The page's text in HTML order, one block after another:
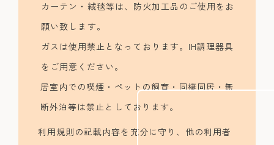
カーテン・絨毯等は、防火加工品のご使用をお
願い致します。
ガスは使用禁止となっております。IH調理器具
をご用意ください。
居室内での喫煙・ペットの飼育・同棲同居・無
断外泊等は禁止としております。
利用規則の記載内容を充分に守り、他の利用者